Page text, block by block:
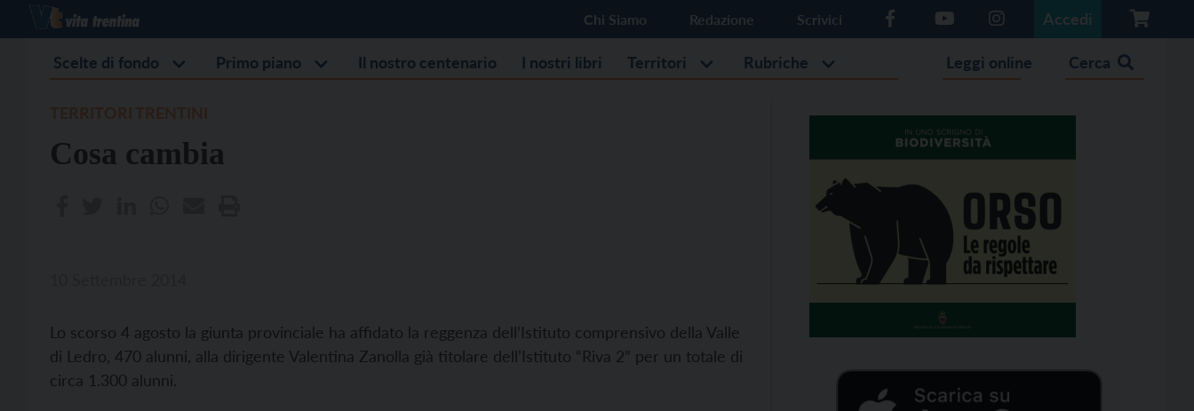
Chi Siamo Redazione Scrivici Accedi
Scelte di fondo Primo piano Il nostro centenario I nostri libri Territori Rubriche Leggi online Cerca
Cosa cambia
Lo scorso 4 agosto la giunta provinciale ha affidato la reggenza dell’Istituto comprensivo della Valle
di Ledro, 470 alunni, alla dirigente Valentina Zanolla già titolare dell’Istituto “Riva 2” per un totale di
circa 1.300 alunni.